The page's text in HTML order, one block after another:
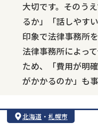
大切です。そのう
るか」「話しやす
印象で法律事務所
法律事務所によっ
ため、「費用が明
がかかるのか」も
北海道 ・ 札幌市